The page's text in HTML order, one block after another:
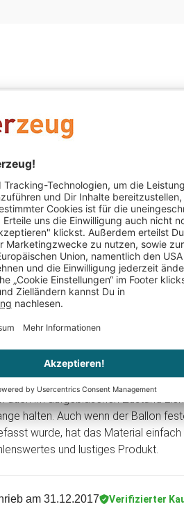
15.05.2018 Verifizierter Kauf
sich gefreut, funktionierte
04.01.2018
Hit auf jedem
Ballons als \"Goodie\" für den
vier Tiere bekommen. Nicht nur das
gehlaten haben, sie sind dazu auch
auch im aufgeblasenen Zustand
halten. Auch wenn der Ballon
wurde, hat das Material
und lustiges Produkt.
am 31.12.2017 Verifizierter